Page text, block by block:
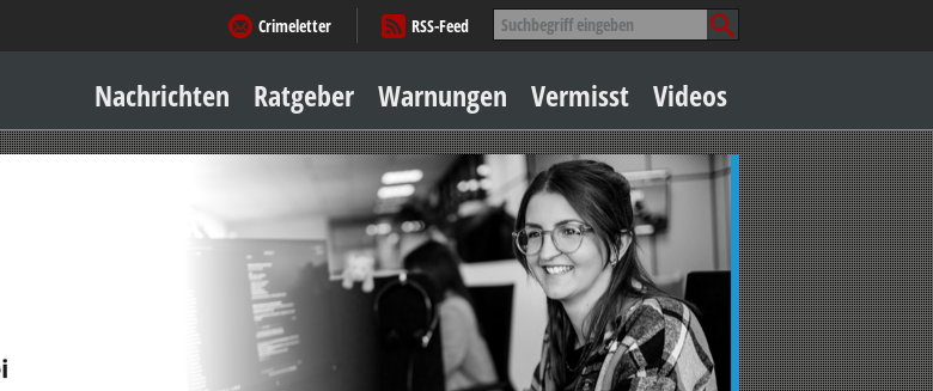
Suche
nach:
Crimeletter
RSS-Feed
Inhalt
springen
Nachrichten Ratgeber
Sicher zu Hause
Geld & Einkauf
Amore & mehr
Mobiles Leben
Arbeitsleben
Warnungen Vermisst Videos